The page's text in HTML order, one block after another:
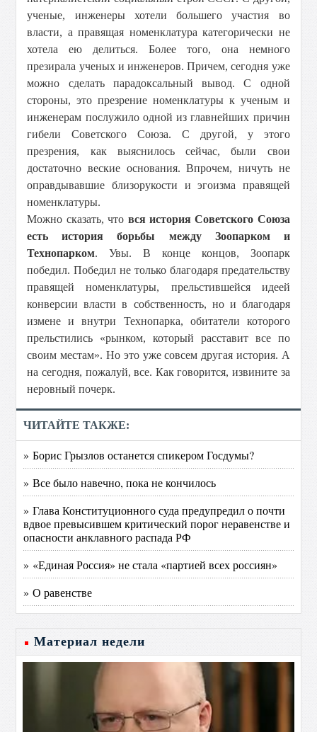
ученые, инженеры хотели большего участия во
власти, а правящая номенклатура категорически не
хотела ею делиться. Более того, она немного
презирала ученых и инженеров. Причем, сегодня уже
можно сделать парадоксальный вывод. С одной
стороны, это презрение номенклатуры к ученым и
инженерам послужило одной из главнейших причин
гибели Советского Союза. С другой, у этого
презрения, как выяснилось сейчас, были свои
достаточно веские основания. Впрочем, ничуть не
оправдывавшие близорукости и эгоизма правящей
номенклатуры.
Можно сказать, что вся история Советского Союза
есть история борьбы между Зоопарком и
Технопарком. Увы. В конце концов, Зоопарк
победил. Победил не только благодаря предательству
правящей номенклатуры, прельстившейся идеей
конверсии власти в собственность, но и благодаря
измене и внутри Технопарка, обитатели которого
прельстились «рынком, который расставит все по
своим местам». Но это уже совсем другая история. А
на сегодня, пожалуй, все. Как говорится, извините за
неровный почерк.
ЧИТАЙТЕ ТАКЖЕ:
» Борис Грызлов останется спикером Госдумы?
» Все было навечно, пока не кончилось
» Глава Конституционного суда предупредил о почти
вдвое превысившем критический порог неравенстве и
опасности анклавного распада РФ
» «Единая Россия» не стала «партией всех россиян»
» О равенстве
Материал недели